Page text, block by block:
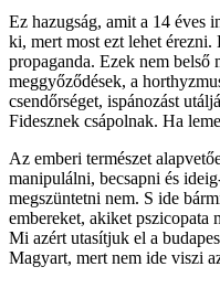
Ez hazugság, amit a 14 éves
ki, mert most ezt lehet érezni.
propaganda. Ezek nem belső
meggyőződések, a
csendőrséget, ispánozást
Fidesznek csápolnak. Ha
Az emberi természet
manipulálni, becsapni és
megszüntetni nem. S ide
embereket, akiket pszicopata
Mi azért utasítjuk el a
Magyart, mert nem ide viszi